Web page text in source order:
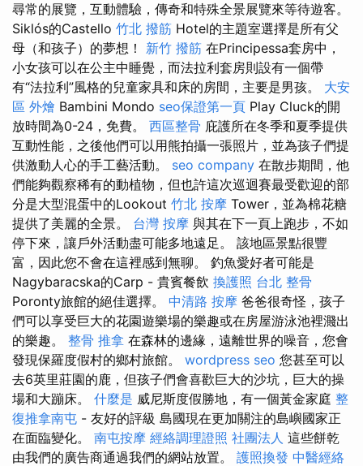
尋常的展覽，互動體驗，傳奇和特殊全景展覽來等待遊客。
Siklós的Castello 竹北 撥筋 Hotel的主題室選擇是所有父
母（和孩子）的夢想！ 新竹 撥筋 在Principessa套房中，
小女孩可以在公主中睡覺，而法拉利套房則設有一個帶
有“法拉利”風格的兒童家具和床的房間，主要是男孩。 大安
區 外燴 Bambini Mondo seo保證第一頁 Play Cluck的開
放時間為0-24，免費。 西區整骨 庇護所在冬季和夏季提供
互動性能，之後他們可以用熊拍攝一張照片，並為孩子們提
供激動人心的手工藝活動。 seo company 在散步期間，他
們能夠觀察稀有的動植物，但也許這次巡迴賽最受歡迎的部
分是大型混蛋中的Lookout 竹北 按摩 Tower，並為棉花糖
提供了美麗的全景。 台灣 按摩 與其在下一頁上跑步，不如
停下來，讓戶外活動盡可能多地遠足。 該地區景點很豐
富，因此您不會在這裡感到無聊。 釣魚愛好者可能是
Nagybaracska的Carp - 貴賓餐飲 換護照 台北 整骨
Poronty旅館的絕佳選擇。 中清路 按摩 爸爸很奇怪，孩子
們可以享受巨大的花園遊樂場的樂趣或在房屋游泳池裡濺出
的樂趣。 整骨 推拿 在森林的邊緣，遠離世界的噪音，您會
發現保羅度假村的鄉村旅館。 wordpress seo 您甚至可以
去6英里莊園的鹿，但孩子們會喜歡巨大的沙坑，巨大的操
場和大蹦床。 什麼是 威尼斯度假勝地，有一個黃金家庭 整
復推拿南屯 - 友好的評級 島國現在更加關注的島嶼國家正
在面臨變化。 南屯按摩 經絡調理證照 社團法人 這些餅乾
由我們的廣告商通過我們的網站放置。 護照換發 中醫經絡